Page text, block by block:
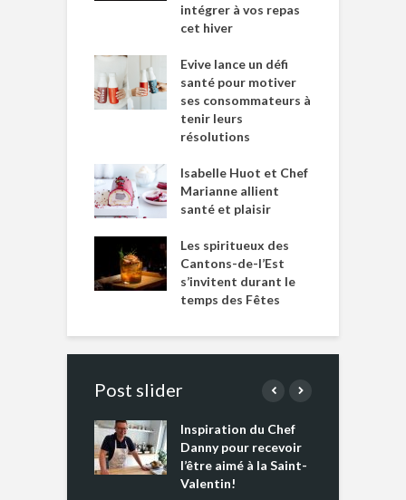
intégrer à vos repas
cet hiver
Evive lance un défi
santé pour motiver
ses consommateurs à
tenir leurs
résolutions
Isabelle Huot et Chef
Marianne allient
santé et plaisir
Les spiritueux des
Cantons-de-l’Est
s’invitent durant le
temps des Fêtes
Post slider
Inspiration du Chef
Danny pour recevoir
l’être aimé à la Saint-
Valentin!